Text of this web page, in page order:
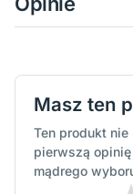
Masz ten
Ten produkt
pierwszą
mądrego